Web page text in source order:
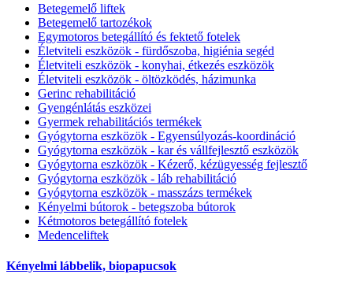
Betegemelő liftek
Betegemelő tartozékok
Egymotoros betegállító és fektető fotelek
Életviteli eszközök - fürdőszoba, higiénia segéd
Életviteli eszközök - konyhai, étkezés eszközök
Életviteli eszközök - öltözködés, házimunka
Gerinc rehabilitáció
Gyengénlátás eszközei
Gyermek rehabilitációs termékek
Gyógytorna eszközök - Egyensúlyozás-koordináció
Gyógytorna eszközök - kar és vállfejlesztő eszközök
Gyógytorna eszközök - Kézerő, kézügyesség fejlesztő
Gyógytorna eszközök - láb rehabilitáció
Gyógytorna eszközök - masszázs termékek
Kényelmi bútorok - betegszoba bútorok
Kétmotoros betegállító fotelek
Medenceliftek
Kényelmi lábbelik, biopapucsok